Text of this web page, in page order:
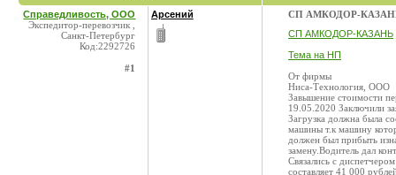
Справедливость, ООО
Экспедитор-перевозчик ,
Санкт-Петербург
Код:2292726
#1
Арсений
СП АМКОДОР-КАЗАНЬ,
СП АМКОДОР-КАЗАНЬ
Тема на НП
От фирмы
Ниса-Технология, ООО
Завышение стоимости
19.05.2020 Заключили
Загрузка должна была
машины т.к машину
должен был прибыть
замену.Водитель дал
Связались с
составляет 41 000